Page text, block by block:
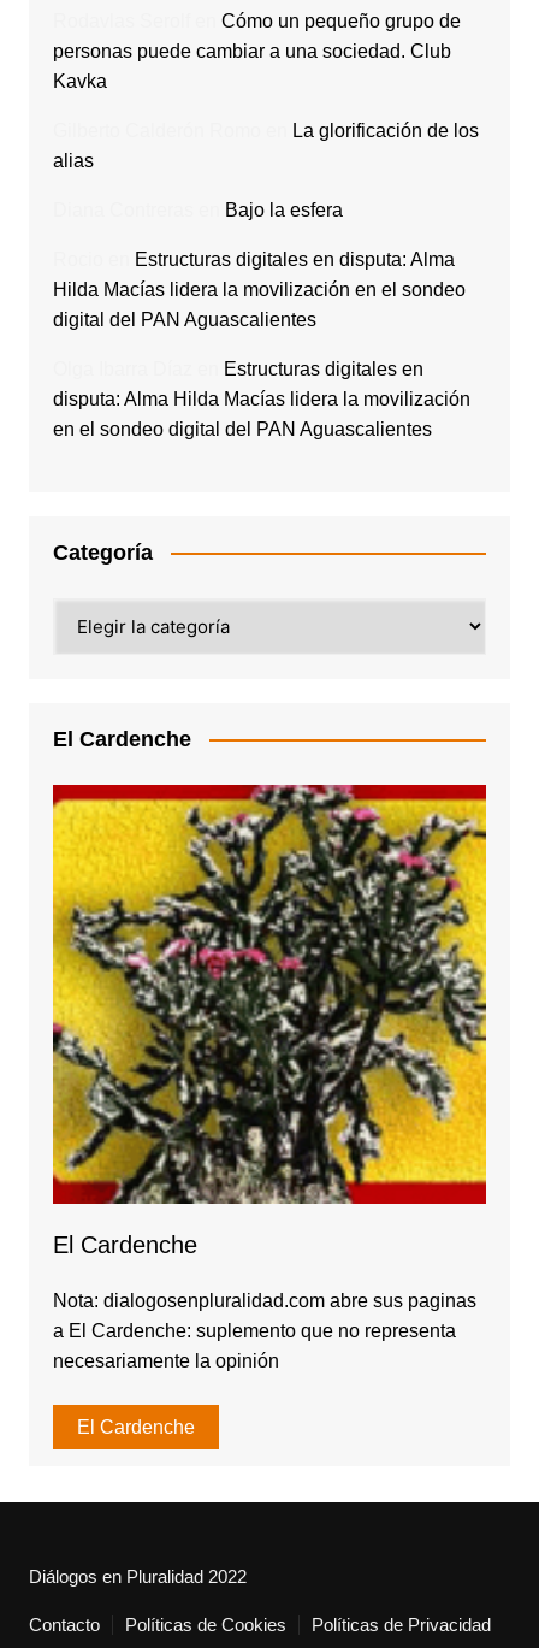
Cómo un pequeño grupo de
personas puede cambiar a una sociedad. Club
Kavka
La glorificación de los
alias
Bajo la esfera
Estructuras digitales en disputa: Alma
Hilda Macías lidera la movilización en el sondeo
digital del PAN Aguascalientes
Estructuras digitales en
disputa: Alma Hilda Macías lidera la movilización
en el sondeo digital del PAN Aguascalientes
Categoría
El Cardenche
El Cardenche
Nota: dialogosenpluralidad.com abre sus paginas
a El Cardenche: suplemento que no representa
necesariamente la opinión
El Cardenche
Diálogos en Pluralidad 2022
Contacto Políticas de Cookies Políticas de Privacidad